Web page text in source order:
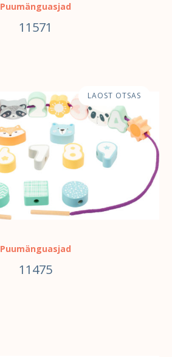
Puumänguasjad
11571
LAOST OTSAS
Puumänguasjad
11475